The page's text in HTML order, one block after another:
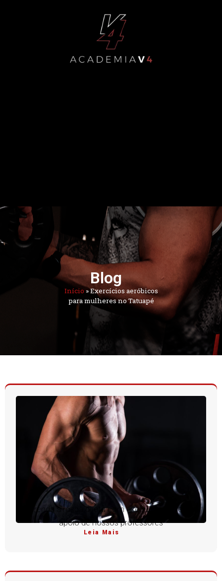
Blog
Início »Exercícios aeróbicos
para mulheres no Tatuapé
Aprenda a rosca direta com execução perfeita e
apoio de nossos professores
Leia Mais